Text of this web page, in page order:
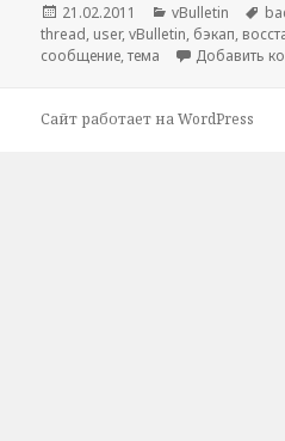
Опубликовано
21.02.2011 Рубрики
vBulletin
thread, user,vBulletin, бэкап,
сообщение,тема Добавить
Сайт работает на WordPress